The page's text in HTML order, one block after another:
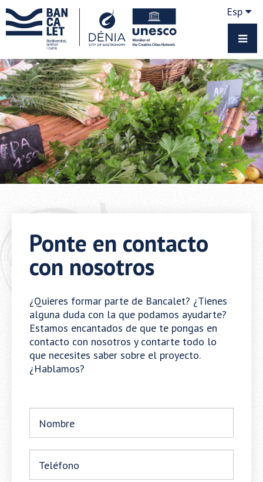
Esp
Ponte en contacto
con nosotros
¿Quieres formar parte de Bancalet? ¿Tienes
alguna duda con la que podamos ayudarte?
Estamos encantados de que te pongas en
contacto con nosotros y contarte todo lo
que necesites saber sobre el proyecto.
¿Hablamos?
Nombre
Teléfono